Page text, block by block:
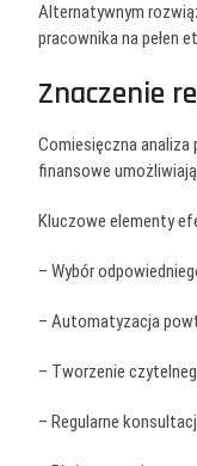
Alternatywnym
pracownika na pełen
Znaczenie
Comiesięczna analiza
finansowe
Kluczowe elementy
– Wybór
– Automatyzacja
– Tworzenie
– Regularne